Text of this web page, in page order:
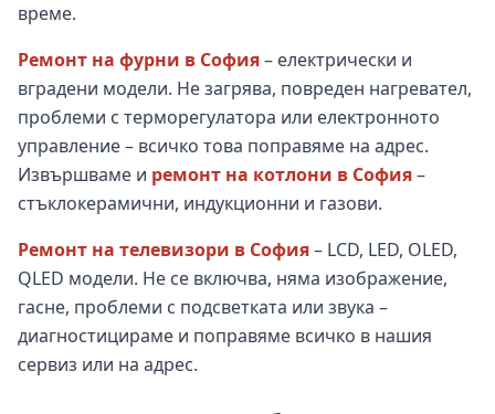
време.
Ремонт на фурни в София– електрически и
вградени модели. Не загрява, повреден нагревател,
проблеми с терморегулатора или електронното
управление – всичко това поправяме на адрес.
Извършваме и ремонт на котлони в София–
стъклокерамични, индукционни и газови.
Ремонт на телевизори в София– LCD, LED, OLED,
QLED модели. Не се включва, няма изображение,
гасне, проблеми с подсветката или звука –
диагностицираме и поправяме всичко в нашия
сервиз или на адрес.